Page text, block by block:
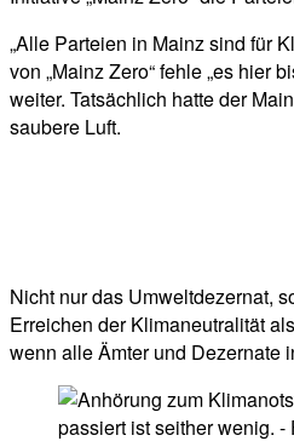
„Alle Parteien in Mainz sind für
von „Mainz Zero“ fehle „es hier
weiter. Tatsächlich hatte der
saubere Luft.
Nicht nur das Umweltdezernat,
Erreichen der Klimaneutralität
wenn alle Ämter und Dezernate